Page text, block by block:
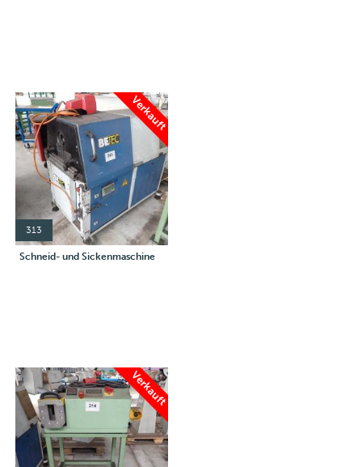
Verkauft
313
Schneid- und Sickenmaschine
Verkauft